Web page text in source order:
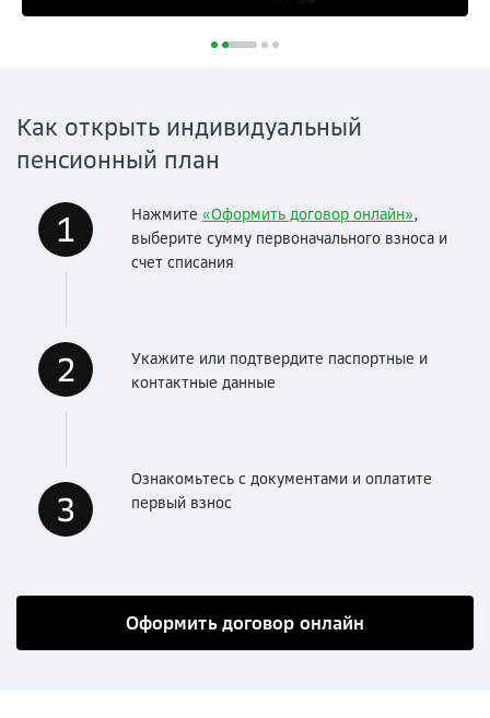
Как открыть индивидуальный
пенсионный план
Нажмите «Оформить договор онлайн»,
выберите сумму первоначального взноса и
счет списания
Укажите или подтвердите паспортные и
контактные данные
Ознакомьтесь с документами и оплатите
первый взнос
Оформить договор онлайн